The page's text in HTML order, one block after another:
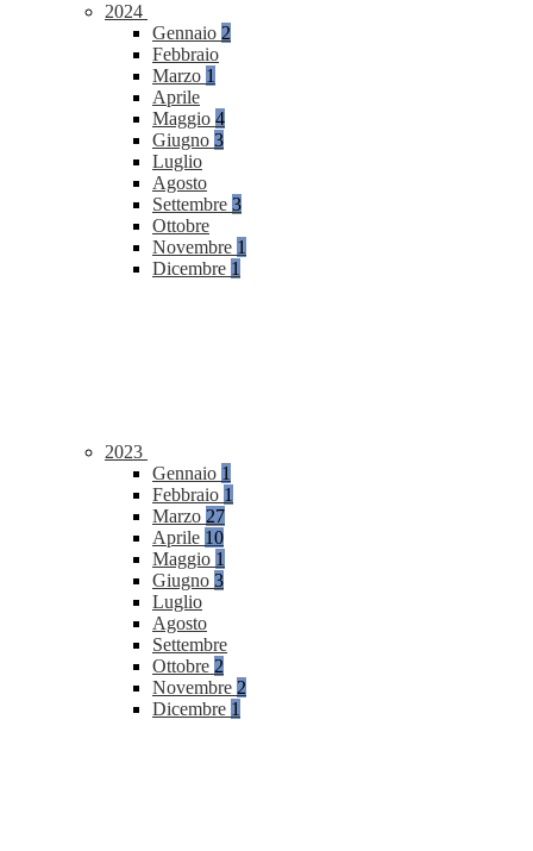
2024
Gennaio 2
Febbraio
Marzo 1
Aprile
Maggio 4
Giugno 3
Luglio
Agosto
Settembre 3
Ottobre
Novembre 1
Dicembre 1
2023
Gennaio 1
Febbraio 1
Marzo 27
Aprile 10
Maggio 1
Giugno 3
Luglio
Agosto
Settembre
Ottobre 2
Novembre 2
Dicembre 1